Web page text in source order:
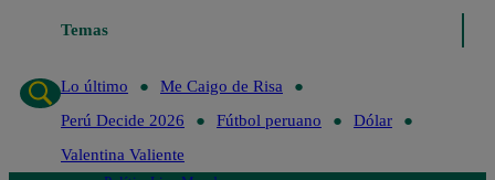
Temas
Lo último
Me Caigo de Risa
Perú Decide 2026
Fútbol peruano
Dólar
Valentina Valiente